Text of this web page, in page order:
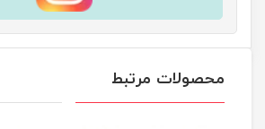
محصولات مرتبط